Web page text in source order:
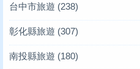
台中市旅遊 (238)
彰化縣旅遊 (307)
南投縣旅遊 (180)